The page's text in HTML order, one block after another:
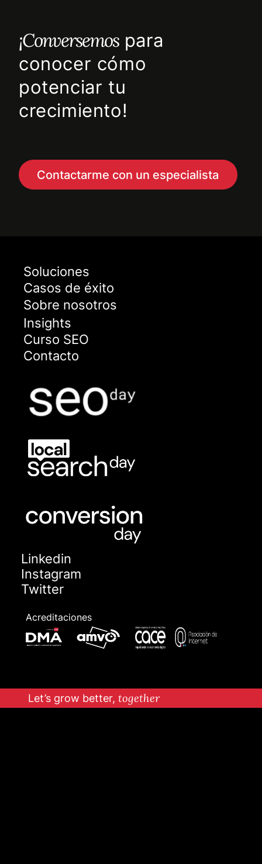
¡Conversemospara
conocer cómo
potenciar tu
crecimiento!
Contactarme con un especialista
Soluciones
Casos de éxito
Sobre nosotros
Insights
Curso SEO
Contacto
Linkedin
Instagram
Twitter
Acreditaciones
Let’s grow better, together